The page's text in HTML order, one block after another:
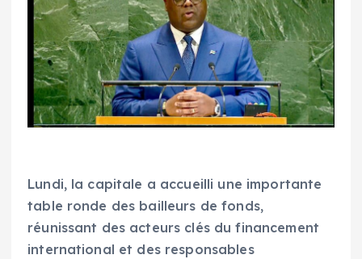
Lundi, la capitale a accueilli une importante
table ronde des bailleurs de fonds,
réunissant des acteurs clés du financement
international et des responsables